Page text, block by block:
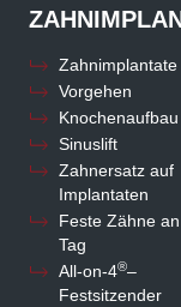
Zahnimplantate
Vorgehen
Knochenaufbau
Sinuslift
Zahnersatz auf
Implantaten
Feste Zähne
Tag
All-on-4®–
Festsitzender